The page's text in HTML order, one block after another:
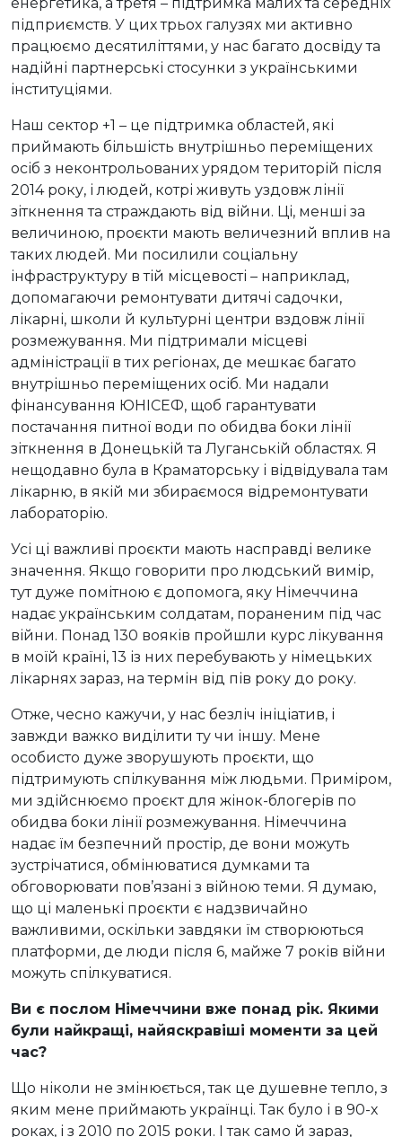
енергетика, а третя – підтримка малих та середніх
підприємств. У цих трьох галузях ми активно
працюємо десятиліттями, у нас багато досвіду та
надійні партнерські стосунки з українськими
інституціями.
Наш сектор +1 – це підтримка областей, які
приймають більшість внутрішньо переміщених
осіб з неконтрольованих урядом територій після
2014 року, і людей, котрі живуть уздовж лінії
зіткнення та страждають від війни. Ці, менші за
величиною, проєкти мають величезний вплив на
таких людей. Ми посилили соціальну
інфраструктуру в тій місцевості – наприклад,
допомагаючи ремонтувати дитячі садочки,
лікарні, школи й культурні центри вздовж лінії
розмежування. Ми підтримали місцеві
адміністрації в тих регіонах, де мешкає багато
внутрішньо переміщених осіб. Ми надали
фінансування ЮНІСЕФ, щоб гарантувати
постачання питної води по обидва боки лінії
зіткнення в Донецькій та Луганській областях. Я
нещодавно була в Краматорську і відвідувала там
лікарню, в якій ми збираємося відремонтувати
лабораторію.
Усі ці важливі проєкти мають насправді велике
значення. Якщо говорити про людський вимір,
тут дуже помітною є допомога, яку Німеччина
надає українським солдатам, пораненим під час
війни. Понад 130 вояків пройшли курс лікування
в моїй країні, 13 із них перебувають у німецьких
лікарнях зараз, на термін від пів року до року.
Отже, чесно кажучи, у нас безліч ініціатив, і
завжди важко виділити ту чи іншу. Мене
особисто дуже зворушують проєкти, що
підтримують спілкування між людьми. Приміром,
ми здійснюємо проєкт для жінок-блогерів по
обидва боки лінії розмежування. Німеччина
надає їм безпечний простір, де вони можуть
зустрічатися, обмінюватися думками та
обговорювати пов’язані з війною теми. Я думаю,
що ці маленькі проєкти є надзвичайно
важливими, оскільки завдяки їм створюються
платформи, де люди після 6, майже 7 років війни
можуть спілкуватися.
Ви є послом Німеччини вже понад рік. Якими
були найкращі, найяскравіші моменти за цей
час?
Що ніколи не змінюється, так це душевне тепло, з
яким мене приймають українці. Так було і в 90-х
роках, і з 2010 по 2015 роки. І так само й зараз,